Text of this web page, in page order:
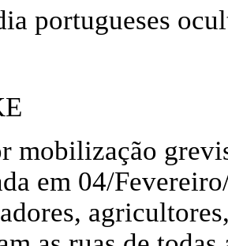
portugueses
mobilização
em 04/